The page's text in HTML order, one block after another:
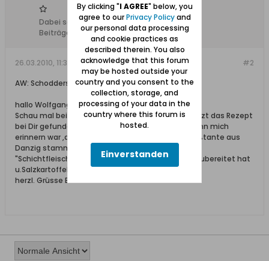
Dabei seit:
20.04.2008
Beiträge:
95
#2
26.03.2010, 11:39
AW: Schodderstroh
hallo Wolfgang!
Schau mal bei Schichtfleisch herein-ich glaube jetzt das Rezept
bei Dir gefunden zuhaben "Schodderstroh"-ich kann mich
erinnern war ,damals 6 Jahre alt ,das meine Urgroßtante aus
Danzig stammend in Aachen wie beschrieben in
"Schichtfleisch"Gulasch u. Spitzkohl,Zwiebeln so zubereitet hat
u.Salzkartoffeln dazu.
herzl. Grüsse Eva
By clicking "I AGREE" below, you
agree to ourPrivacy Policyand
our personal data processing
and cookie practices as
described therein. You also
acknowledge that this forum
may be hosted outside your
country and you consent to the
collection, storage, and
processing of your data in the
country where this forum is
hosted.
Einverstanden